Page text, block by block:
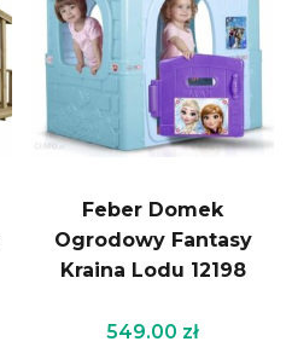
Feber Domek
Ogrodowy Fantasy
Kraina Lodu 12198
549.00 zł